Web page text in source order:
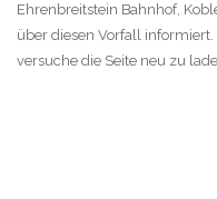
Ehrenbreitstein Bahnhof,
über diesen Vorfall
versuche die Seite neu zu